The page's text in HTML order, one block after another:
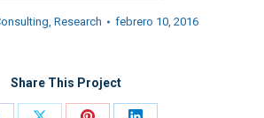
, Research febrero 10, 2016
Share This Project